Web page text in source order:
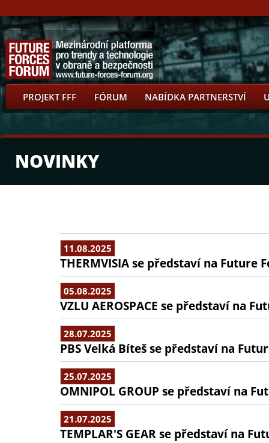
PROJEKT FFF FÓRUM NABÍDKA PARTNERSTVÍ
NOVINKY
11.08.2025
THERMVISIA se představí na Future
05.08.2025
VZLU AEROSPACE se představí na
28.07.2025
PBS Velká Bíteš se představí na
25.07.2025
OMNIPOL GROUP se představí na
21.07.2025
TEMPLAR'S GEAR se představí na